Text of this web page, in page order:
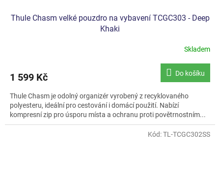
Thule Chasm velké pouzdro na vybavení TCGC303 - Deep
Khaki
Skladem
1 599 Kč Do košíku
Thule Chasm je odolný organizér vyrobený z recyklovaného
polyesteru, ideální pro cestování i domácí použití. Nabízí
kompresní zip pro úsporu místa a ochranu proti povětrnostním...
Kód:TL-TCGC302SS